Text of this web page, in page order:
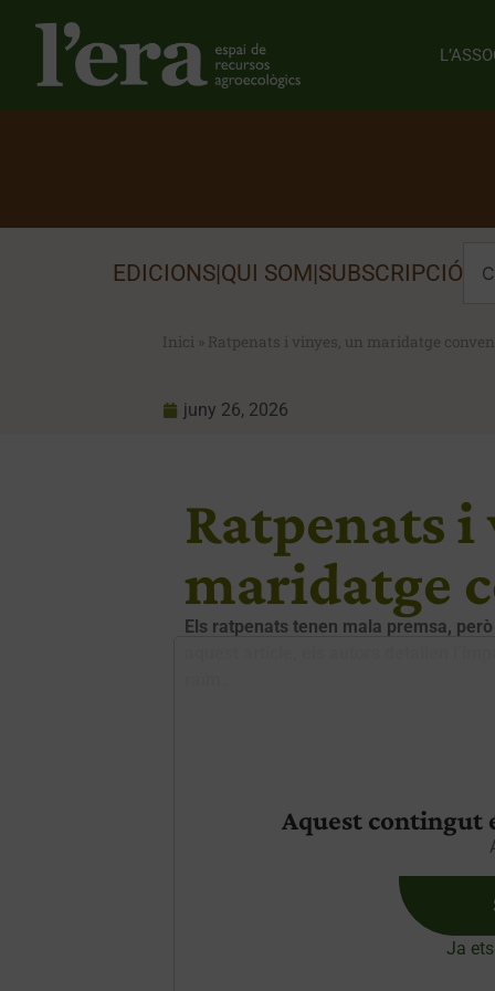
EDICIONS|QUI SOM|SUBSCRIPCIÓ
Inici » Ratpenats i vinyes, un maridatge
juny 26, 2026
Ratpenats
maridatge
Els ratpenats tenen mala premsa,
aquest article, els autors detallen
Aquest contingut
Ja